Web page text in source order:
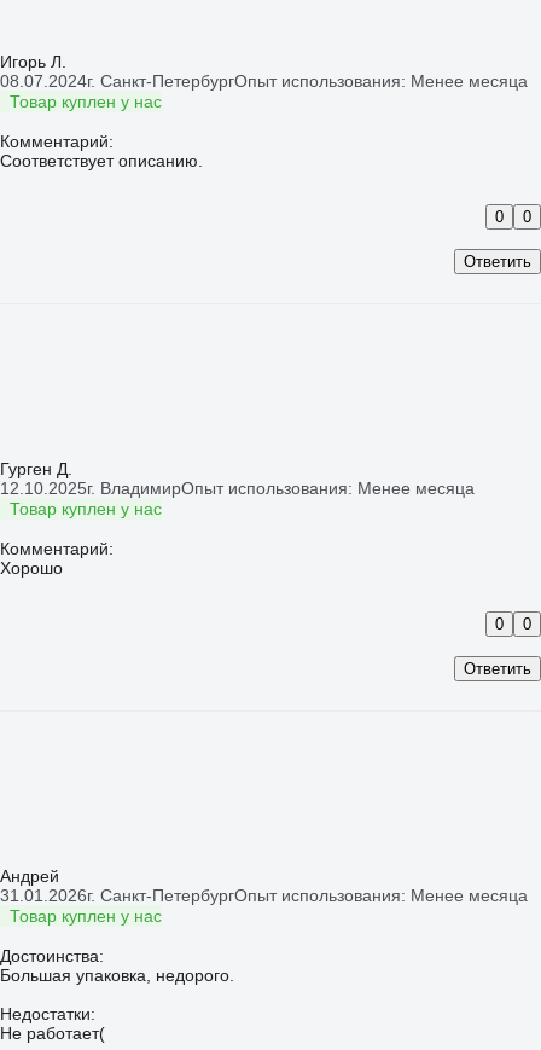
Игорь Л.
08.07.2024г. Санкт-ПетербургОпыт использования: Менее месяца
Товар куплен у нас
Комментарий:
Ответить
0 0
Гурген Д.
12.10.2025г. ВладимирОпыт использования: Менее месяца
Товар куплен у нас
Комментарий:
Хорошо
Ответить
0 0
Андрей
31.01.2026г. Санкт-ПетербургОпыт использования: Менее месяца
Товар куплен у нас
Достоинства:
Большая упаковка, недорого.
Недостатки:
Не работает(